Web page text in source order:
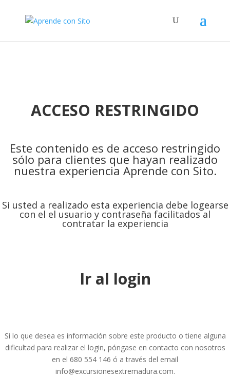
ACCESO RESTRINGIDO
Este contenido es de acceso restringido
sólo para clientes que hayan realizado
nuestra experiencia Aprende con Sito.
Si usted a realizado esta experiencia debe logearse
con el el usuario y contraseña facilitados al
contratar la experiencia
Ir al login
Si lo que desea es información sobre este producto o tiene alguna
dificultad para realizar el login, póngase en contacto con nosotros
en el 680 554 146 ó a través del email
info@excursionesextremadura.com.